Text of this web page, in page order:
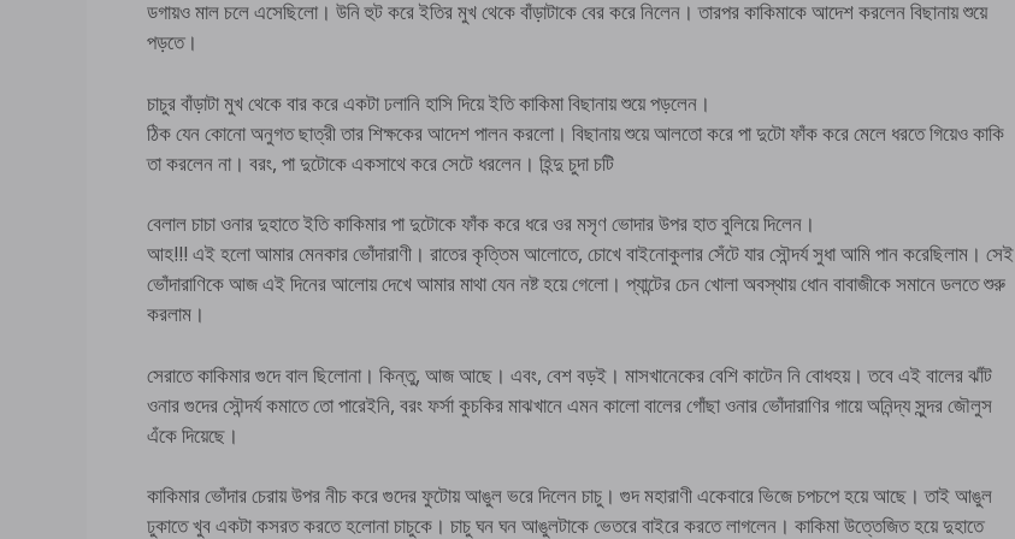
ডগায়ও মাল চলে এসেছিলো। উনি হুট করে ইতির মুখ থেকে বাঁড়াটাকে বের করে নিলেন। তারপর কাকিমাকে আদেশ করলেন বিছানায় শুয়ে
পড়তে।
চাচুর বাঁড়াটা মুখ থেকে বার করে একটা ঢলানি হাসি দিয়ে ইতি কাকিমা বিছানায় শুয়ে পড়লেন।
ঠিক যেন কোনো অনুগত ছাত্রী তার শিক্ষকের আদেশ পালন করলো। বিছানায় শুয়ে আলতো করে পা দুটো ফাঁক করে মেলে ধরতে গিয়েও কাকি
তা করলেন না। বরং, পা দুটোকে একসাথে করে সেটে ধরলেন। হিন্দু চুদা চটি
বেলাল চাচা ওনার দুহাতে ইতি কাকিমার পা দুটোকে ফাঁক করে ধরে ওর মসৃণ ভোদার উপর হাত বুলিয়ে দিলেন।
আহ!!! এই হলো আমার মেনকার ভোঁদারাণী। রাতের কৃত্তিম আলোতে, চোখে বাইনোকুলার সেঁটে যার সৌন্দর্য সুধা আমি পান করেছিলাম। সেই
ভোঁদারাণিকে আজ এই দিনের আলোয় দেখে আমার মাথা যেন নষ্ট হয়ে গেলো। প্যান্টের চেন খোলা অবস্থায় ধোন বাবাজীকে সমানে ডলতে শুরু
করলাম।
সেরাতে কাকিমার গুদে বাল ছিলোনা। কিন্তু, আজ আছে। এবং, বেশ বড়ই। মাসখানেকের বেশি কাটেন নি বোধহয়। তবে এই বালের ঝাঁট
ওনার গুদের সৌন্দর্য কমাতে তো পারেইনি, বরং ফর্সা কুচকির মাঝখানে এমন কালো বালের গোঁছা ওনার ভোঁদারাণির গায়ে অনিন্দ্য সুন্দর জৌলুস
এঁকে দিয়েছে।
কাকিমার ভোঁদার চেরায় উপর নীচ করে গুদের ফুটোয় আঙুল ভরে দিলেন চাচু। গুদ মহারাণী একেবারে ভিজে চপচপে হয়ে আছে। তাই আঙুল
ঢুকাতে খুব একটা কসরত করতে হলোনা চাচুকে। চাচু ঘন ঘন আঙুলটাকে ভেতরে বাইরে করতে লাগলেন। কাকিমা উত্তেজিত হয়ে দুহাতে